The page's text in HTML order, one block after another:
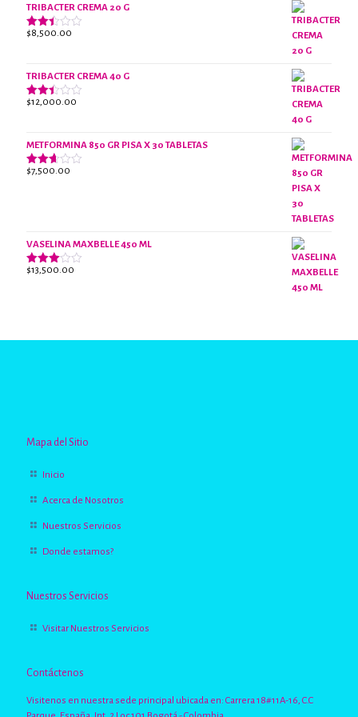
TRIBACTER CREMA 20 G
Valorado
$8,500.00
TRIBACTER CREMA 40 G
Valorado
$12,000.00
METFORMINA 850 GR PISA X 30 TABLETAS
Valorado
$7,500.00
VASELINA MAXBELLE 450 ML
Valorado
$13,500.00
Mapa del Sitio
Inicio
Acerca de Nosotros
Nuestros Servicios
Donde estamos?
Nuestros Servicios
Visitar Nuestros Servicios
Contáctenos
Visitenos en nuestra sede principal ubicada en: Carrera 18#11A-16, C.C